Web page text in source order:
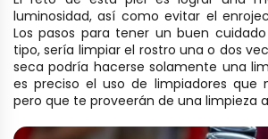
luminosidad, así como evitar el
Los pasos para tener un buen
tipo, sería limpiar el rostro una o dos
seca podría hacerse solamente una
es preciso el uso de limpiadores que
pero que te proveerán de una limpieza